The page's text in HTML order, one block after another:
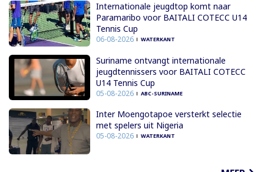
Internationale jeugdtop komt naar
Paramaribo voor BAITALI COTECC U14
Tennis Cup
06-08-2026 WATERKANT
Suriname ontvangt internationale
jeugdtennissers voor BAITALI COTECC
U14 Tennis Cup
05-08-2026 ABC-SURINAME
Inter Moengotapoe versterkt selectie
met spelers uit Nigeria
05-08-2026 WATERKANT